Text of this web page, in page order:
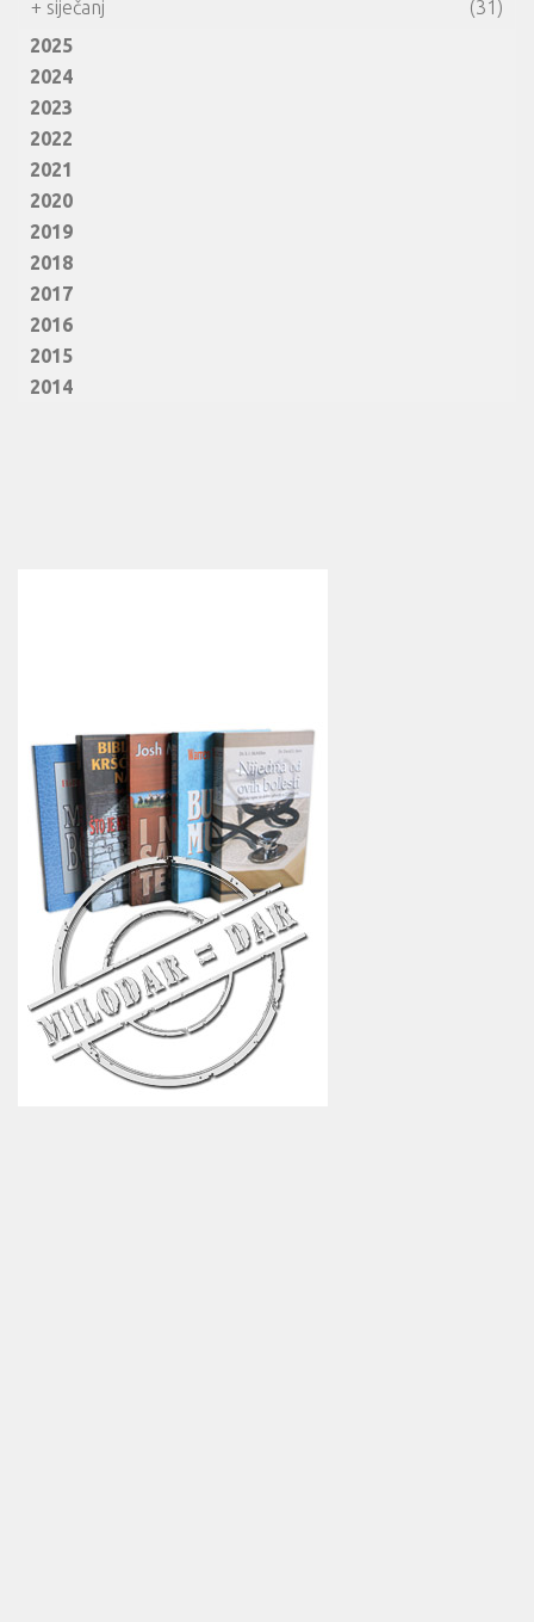
+ siječanj
(31)
2025
2024
2023
2022
2021
2020
2019
2018
2017
2016
2015
2014